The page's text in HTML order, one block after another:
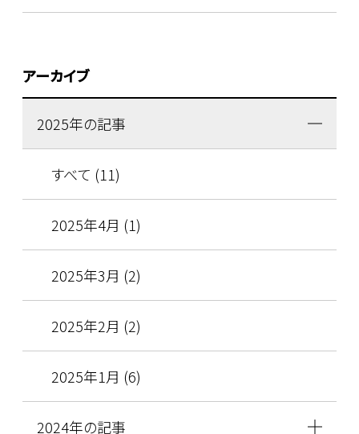
アーカイブ
2025年の記事
すべて (11)
2025年4月 (1)
2025年3月 (2)
2025年2月 (2)
2025年1月 (6)
2024年の記事